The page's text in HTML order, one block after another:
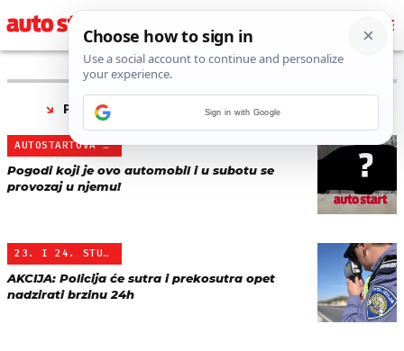
PRONAĐENO 13 REZULTATA ZA TAG “
AUTOSTARTOVA AKCIJA
Pogodi koji je ovo automobil i u subotu se
provozaj u njemu!
23. I 24. STUDENI
AKCIJA: Policija će sutra i prekosutra opet
nadzirati brzinu 24h
Sign in with Google